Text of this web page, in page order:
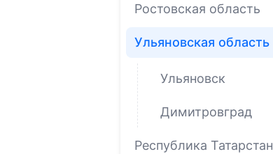
Ростовская область
Ульяновская область
Ульяновск
Димитровград
Республика Татарстан